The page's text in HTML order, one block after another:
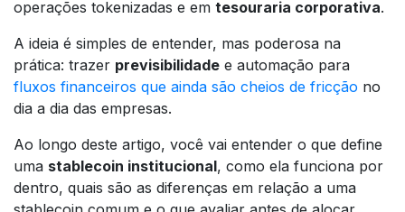
operações tokenizadas e em tesouraria corporativa.
A ideia é simples de entender, mas poderosa na
prática: trazer previsibilidade e automação para
fluxos financeiros que ainda são cheios de fricção no
dia a dia das empresas.
Ao longo deste artigo, você vai entender o que define
uma stablecoin institucional, como ela funciona por
dentro, quais são as diferenças em relação a uma